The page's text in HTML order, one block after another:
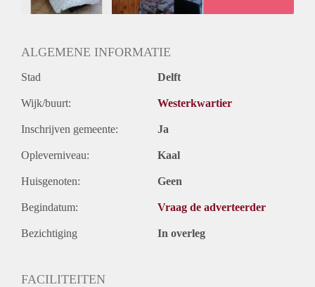
ALGEMENE INFORMATIE
Stad Delft
Wijk/buurt: Westerkwartier
Inschrijven gemeente: Ja
Opleverniveau: Kaal
Huisgenoten: Geen
Begindatum: Vraag de adverteerder
Bezichtiging In overleg
FACILITEITEN